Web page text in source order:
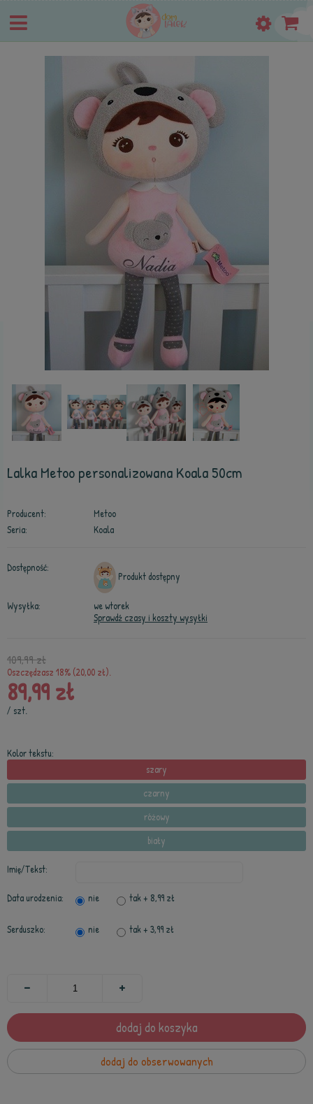
Lalka Metoo personalizowana Koala 50cm
Producent:
Metoo
Seria:
Koala
Dostępność:
Produkt dostępny
Wysyłka:
we wtorek
Sprawdź czasy i koszty wysyłki
109,99 zł
Oszczędzasz 18% (20,00 zł).
89,99 zł
/ szt.
Kolor tekstu:
szary
czarny
różowy
biały
Imię/Tekst:
Data urodzenia: nie tak+ 8,99 zł
Serduszko: nie tak+ 3,99 zł
dodaj do koszyka
dodaj do obserwowanych